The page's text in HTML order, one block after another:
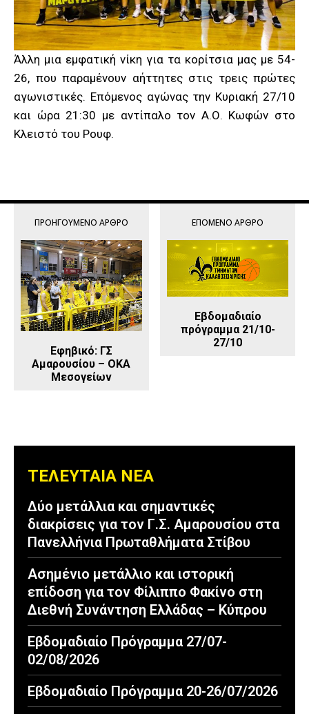
Άλλη μια εμφατική νίκη για τα κορίτσια μας με 54-
26, που παραμένουν αήττητες στις τρεις πρώτες
αγωνιστικές. Επόμενος αγώνας την Κυριακή 27/10
και ώρα 21:30 με αντίπαλο τον Α.Ο. Κωφών στο
Κλειστό του Ρουφ.
ΠΡΟΗΓΟΎΜΕΝΟ ΆΡΘΡΟ
Εφηβικό: ΓΣ
Αμαρουσίου – ΟΚΑ
Μεσογείων
ΕΠΌΜΕΝΟ ΆΡΘΡΟ
Εβδομαδιαίο
πρόγραμμα 21/10-
27/10
ΤΕΛΕΥΤΑΙΑ ΝΕΑ
Δύο μετάλλια και σημαντικές
διακρίσεις για τον Γ.Σ. Αμαρουσίου στα
Πανελλήνια Πρωταθλήματα Στίβου
Ασημένιο μετάλλιο και ιστορική
επίδοση για τον Φίλιππο Φακίνο στη
Διεθνή Συνάντηση Ελλάδας – Κύπρου
Εβδομαδιαίο Πρόγραμμα 27/07-
02/08/2026
Εβδομαδιαίο Πρόγραμμα 20-26/07/2026